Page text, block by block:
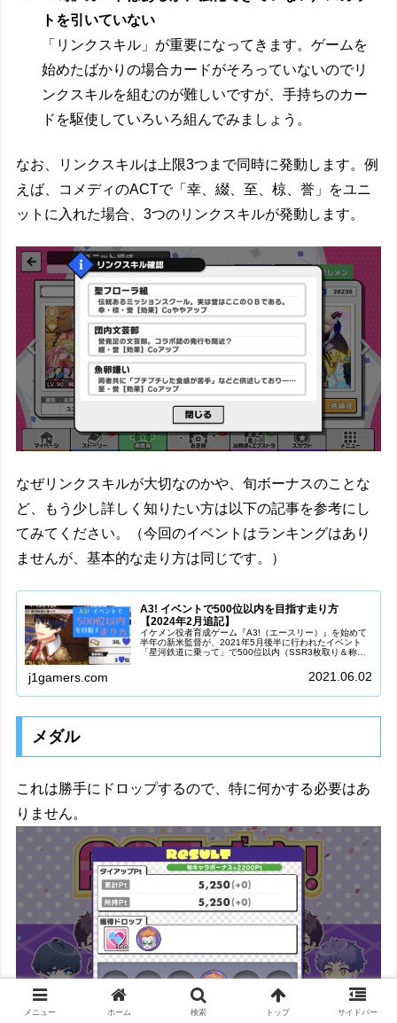
トを引いていない
「リンクスキル」が重要になってきます。ゲームを
始めたばかりの場合カードがそろっていないのでリ
ンクスキルを組むのが難しいですが、手持ちのカー
ドを駆使していろいろ組んでみましょう。
なお、リンクスキルは上限3つまで同時に発動します。例
えば、コメディのACTで「幸、綴、至、椋、誉」
をユニ
ットに入れた場合、3つのリンクスキルが発動します。
なぜリンクスキルが大切なのかや、旬ボーナスのことな
ど、もう少し詳しく知りたい方は以下の記事を参考にし
てみてください。（今回のイベントはランキングはあり
ませんが、基本的な走り方は同じです。）
A3! イベントで500位以内を目指す走り方
【2024年2月追記】
イケメン役者育成ゲーム『A3!（エースリー）』を始めて
半年の新米監督が、2021年5月後半に行われたイベント
「星河鉄道に乗って」で500位以内（SSR3枚取り＆称号
j1gamers.com 2021.06.02
メダル
これは勝手にドロップするので、特に何かする必要はあ
りません。
メニュー ホーム 検索 トップ サイドバー